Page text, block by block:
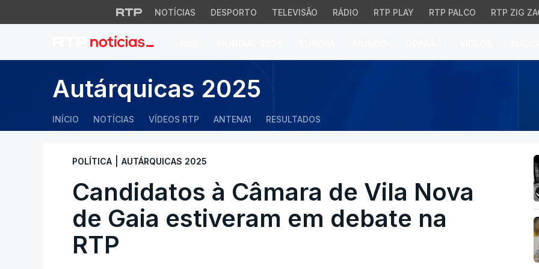
NOTÍCIAS DESPORTO TELEVISÃO RÁDIO RTP PLAY RTP PALCO RTP ZIG
Candidatos à Câmara de Vila Nova de
Autárquicas 2025
INÍCIO NOTÍCIAS VÍDEOS RTP ANTENA1 RESULTADOS
POLÍTICA AUTÁRQUICAS 2025
Candidatos à Câmara de Vila Nova
de Gaia estiveram em debate na
RTP